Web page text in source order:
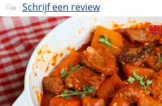
Schrijf een review